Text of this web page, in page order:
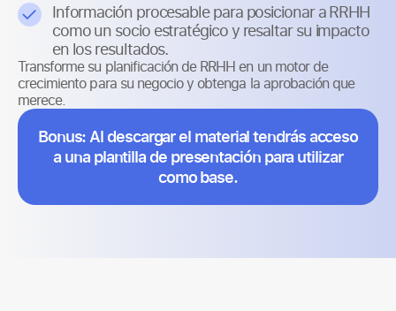
Información procesable para posicionar a RRHH
como un socio estratégico y resaltar su impacto
en los resultados.
Transforme su planificación de RRHH en un motor de
crecimiento para su negocio y obtenga la aprobación que
merece.
Bonus: Al descargar el material tendrás acceso
a una plantilla de presentación para utilizar
como base.